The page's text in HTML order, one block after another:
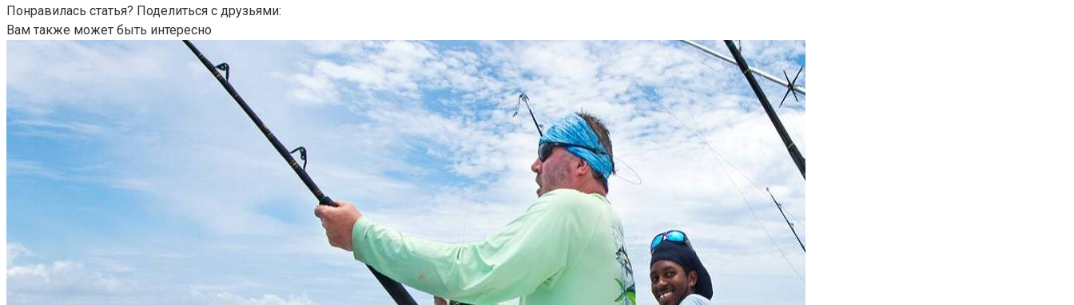
Понравилась статья? Поделиться с друзьями:
Вам также может быть интересно